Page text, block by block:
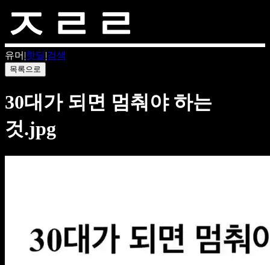
유머 |핫딜|검색
목록으로
30대가 되면 멈춰야 하는
것.jpg